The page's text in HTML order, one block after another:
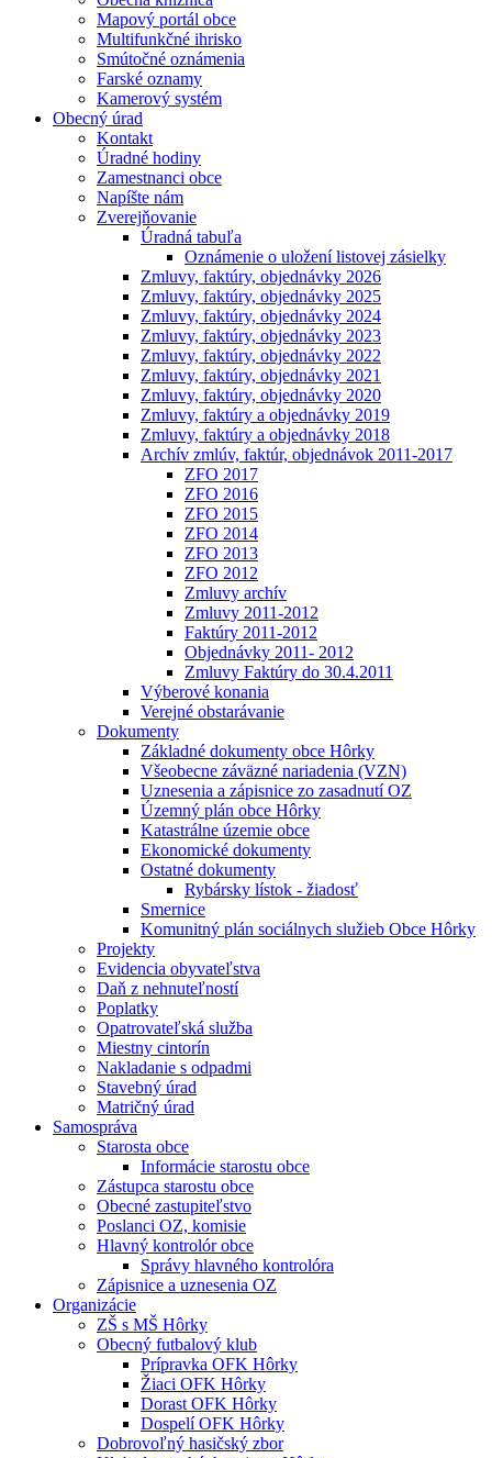
Mapový portál obce
Multifunkčné ihrisko
Smútočné oznámenia
Farské oznamy
Kamerový systém
Obecný úrad
Kontakt
Úradné hodiny
Zamestnanci obce
Napíšte nám
Zverejňovanie
Úradná tabuľa
Oznámenie o uložení listovej zásielky
Zmluvy, faktúry, objednávky 2026
Zmluvy, faktúry, objednávky 2025
Zmluvy, faktúry, objednávky 2024
Zmluvy, faktúry, objednávky 2023
Zmluvy, faktúry, objednávky 2022
Zmluvy, faktúry, objednávky 2021
Zmluvy, faktúry, objednávky 2020
Zmluvy, faktúry a objednávky 2019
Zmluvy, faktúry a objednávky 2018
Archív zmlúv, faktúr, objednávok 2011-2017
ZFO 2017
ZFO 2016
ZFO 2015
ZFO 2014
ZFO 2013
ZFO 2012
Zmluvy archív
Zmluvy 2011-2012
Faktúry 2011-2012
Objednávky 2011- 2012
Zmluvy Faktúry do 30.4.2011
Výberové konania
Verejné obstarávanie
Dokumenty
Základné dokumenty obce Hôrky
Všeobecne záväzné nariadenia (VZN)
Uznesenia a zápisnice zo zasadnutí OZ
Územný plán obce Hôrky
Katastrálne územie obce
Ekonomické dokumenty
Ostatné dokumenty
Rybársky lístok - žiadosť
Smernice
Komunitný plán sociálnych služieb Obce Hôrky
Projekty
Evidencia obyvateľstva
Daň z nehnuteľností
Poplatky
Opatrovateľská služba
Miestny cintorín
Nakladanie s odpadmi
Stavebný úrad
Matričný úrad
Samospráva
Starosta obce
Informácie starostu obce
Zástupca starostu obce
Obecné zastupiteľstvo
Poslanci OZ, komisie
Hlavný kontrolór obce
Správy hlavného kontrolóra
Zápisnice a uznesenia OZ
Organizácie
ZŠ s MŠ Hôrky
Obecný futbalový klub
Prípravka OFK Hôrky
Žiaci OFK Hôrky
Dorast OFK Hôrky
Dospelí OFK Hôrky
Dobrovoľný hasičský zbor